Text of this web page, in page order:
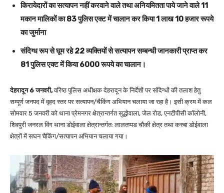
किरायेदारों का सत्यापन नहीं करवाने वाले तथा अनियमितता पाये जाने वाले 11
मकान मालिकों का 83 पुलिस एक्ट में चालान कर किया 1 लाख 10 हजार रूपये
का जुर्माना
संदिग्ध रूप से घूम रहे 22 व्यक्तियों से सत्यापन सम्बन्धी जानकारी प्राप्त कर
81 पुलिस एक्ट में किया 6000 रूपये का चालान।
देहरादून 6 जनवरी,वरिष्ठ पुलिस अधीक्षक देहरादून के निर्देशों पर संदिग्धों की तलाश हेतु
सम्पूर्ण जनपद में वृहद स्तर पर सत्यापन/चैकिंग अभियान चलाया जा रहा है। इसी क्रम में कल
सोमवार 5 जनवरी को थाना प्रेमनगर क्षेत्रान्तर्गत सुद्धोवाला, जेल रोड, एनटीपीसी कॉलोनी,
शिवपुरी जनरल विंग थाना डोईवाला क्षेत्रान्तर्गत: लालतप्पड चौकी क्षेत्र तथा कस्बा डोईवाला
क्षेत्रों में सघन चैकिंग/सत्यापन अभियान चलाया गया।